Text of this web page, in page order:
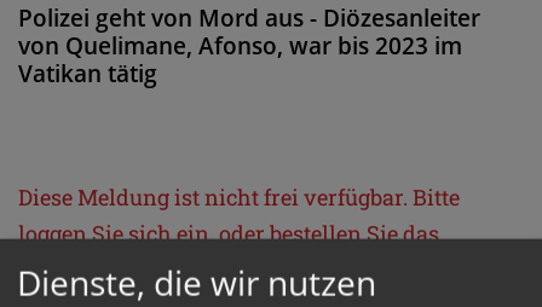
Polizei geht von Mord aus - Diözesanleiter
von Quelimane, Afonso, war bis 2023 im
Vatikan tätig
Diese Meldung ist nicht frei verfügbar. Bitte
loggen Sie sich ein, oder bestellen Sie das
Produkt
Kathpress_online
Dienste, die wir nutzen